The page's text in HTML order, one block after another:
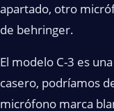
apartado, otro
de behringer.
El modelo C-3 es
casero, podríamos
micrófono marca